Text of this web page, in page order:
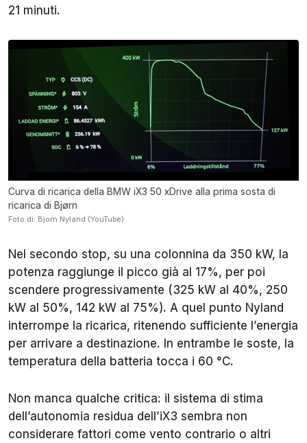
21 minuti.
Curva di ricarica della BMW iX3 50 xDrive alla prima sosta di
ricarica di Bjørn
Foto di: Bjorn Nyland (YouTube)
Nel secondo stop, su una colonnina da 350 kW, la
potenza raggiunge il picco già al 17%, per poi
scendere progressivamente (325 kW al 40%, 250
kW al 50%, 142 kW al 75%). A quel punto Nyland
interrompe la ricarica, ritenendo sufficiente l’energia
per arrivare a destinazione. In entrambe le soste, la
temperatura della batteria tocca i 60 °C.
Non manca qualche critica: il sistema di stima
dell’autonomia residua dell’iX3 sembra non
considerare fattori come vento contrario o altri